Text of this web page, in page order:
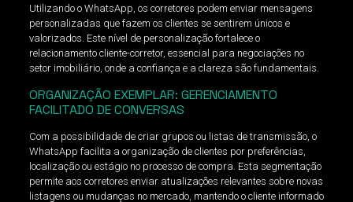
Utilizando o WhatsApp, os corretores podem enviar mensagens
personalizadas que fazem os clientes se sentirem únicos e
valorizados. Este nível de personalização fortalece o
relacionamento cliente-corretor, essencial para negociações no
setor imobiliário, onde a confiança e a clareza são fundamentais.
ORGANIZAÇÃO EXEMPLAR: GERENCIAMENTO
FACILITADO DE CONVERSAS
Com a possibilidade de criar grupos ou listas de transmissão, o
WhatsApp facilita a organização de clientes por preferências,
localização ou estágio no processo de compra. Esta segmentação
permite aos corretores enviar atualizações relevantes sobre novas
listagens ou mudanças no mercado, mantendo o cliente informado